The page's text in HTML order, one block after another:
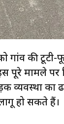
को गांव की
मामले पर
व्यवस्था का
हो सकते हैं।